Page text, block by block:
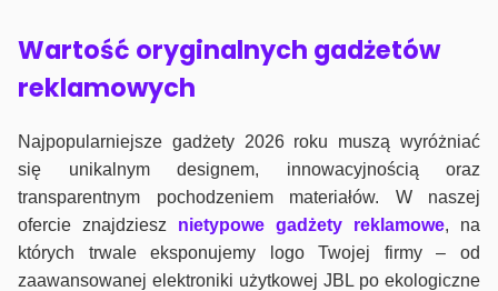
Wartość oryginalnych gadżetów
reklamowych
Najpopularniejsze gadżety 2026 roku muszą wyróżniać
się unikalnym designem, innowacyjnością oraz
transparentnym pochodzeniem materiałów. W naszej
ofercie znajdziesz nietypowe gadżety reklamowe, na
których trwale eksponujemy logo Twojej firmy – od
zaawansowanej elektroniki użytkowej JBL po ekologiczne